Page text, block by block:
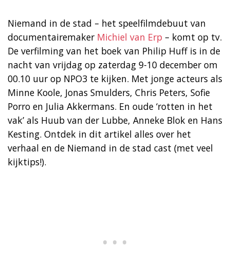
Niemand in de stad – het speelfilmdebuut van
documentairemaker Michiel van Erp – komt op tv.
De verfilming van het boek van Philip Huff is in de
nacht van vrijdag op zaterdag 9-10 december om
00.10 uur op NPO3 te kijken. Met jonge acteurs als
Minne Koole, Jonas Smulders, Chris Peters, Sofie
Porro en Julia Akkermans. En oude ‘rotten in het
vak’ als Huub van der Lubbe, Anneke Blok en Hans
Kesting. Ontdek in dit artikel alles over het
verhaal en de Niemand in de stad cast (met veel
kijktips!).